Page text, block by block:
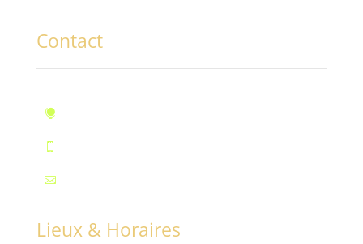
Contact



Lieux & Horaires